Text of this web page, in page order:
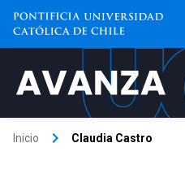
Inicio keyboard_arrow_right Claudia Castro